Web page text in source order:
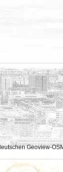
Geoview-